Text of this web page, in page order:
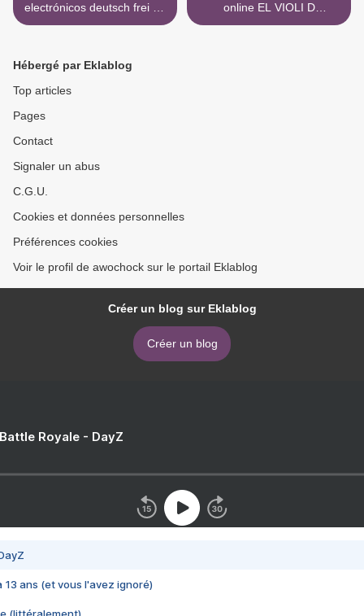
electrónicos deutsch frei EL
SUEÑO ETERNO (SERIE
9788490325735 en español
online EL VIOLI D
AUSCHWITZ >
Hébergé par Eklablog
Top articles
Pages
Contact
Signaler un abus
C.G.U.
Cookies et données personnelles
Préférences cookies
Voir le profil de awochock sur le portail Eklablog
Créer un blog sur Eklablog
Créer un blog
Royale - DayZ
13 ans (et vous l'avez ignoré)